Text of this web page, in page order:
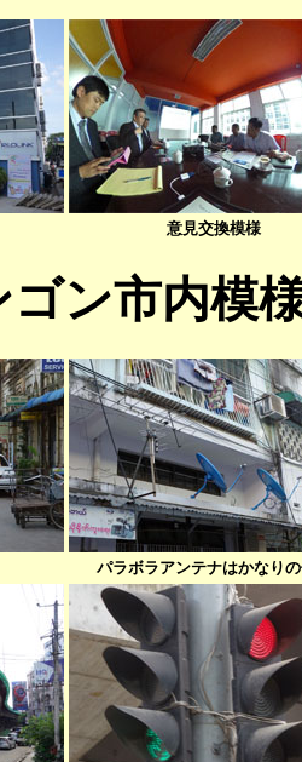
意見交換模様
ゴン市内模
パラボラアンテナはかなり